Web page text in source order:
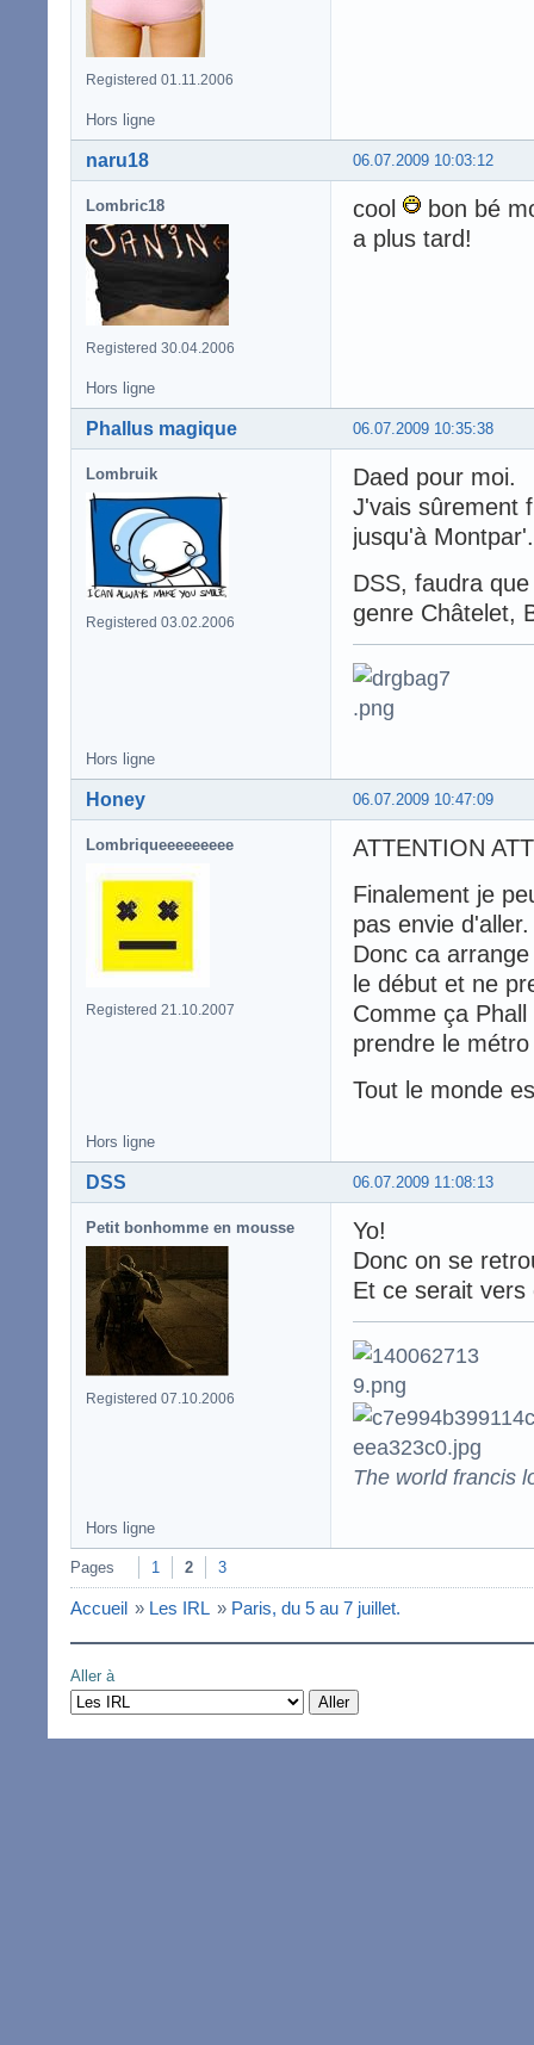
Registered 01.11.2006
Hors ligne
06.07.2009 10:03:12
naru18
Lombric18
Registered 30.04.2006
cool
bon bé
a plus tard!
Hors ligne
06.07.2009 10:35:38
Phallus magique
Lombruik
Registered 03.02.2006
Daed pour moi.
J'vais sûrement
jusqu'à Montpar'.
DSS, faudra
genre Châtelet,
Hors ligne
06.07.2009 10:47:09
Honey
Lombriqueeeeeeeee
Registered 21.10.2007
ATTENTION
Finalement je
pas envie d'aller.
Donc ca
le début et ne
Comme ça
prendre le
Tout le monde
Hors ligne
06.07.2009 11:08:13
DSS
Petit bonhomme en mousse
Registered 07.10.2006
Yo!
Donc on se
Et ce serait vers
The world francis
Hors ligne
Pages 1 2 3
Accueil » Les IRL » Paris, du 5 au 7 juillet.
Aller à